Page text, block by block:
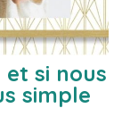
et si nous
simple